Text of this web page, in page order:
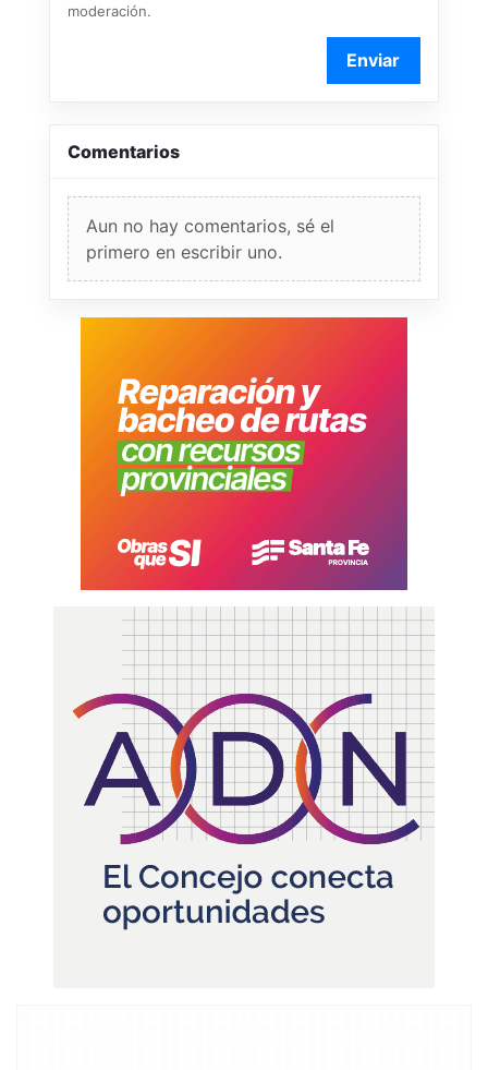
moderación.
Enviar
Comentarios
Aun no hay comentarios, sé el
primero en escribir uno.